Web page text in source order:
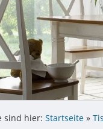
sind hier: Startseite »